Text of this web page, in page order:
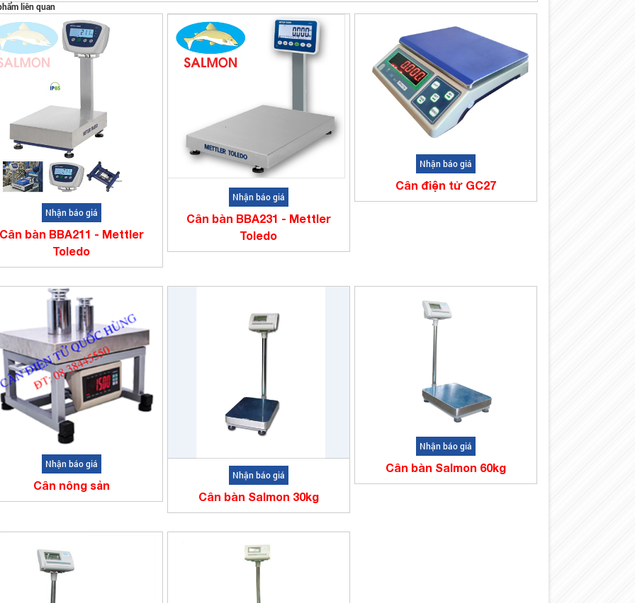
liên quan
Nhận báo giá
bàn BBA211 - Mettler
Toledo
Nhận báo giá
Cân bàn BBA231 - Mettler
Toledo
Nhận báo giá
Cân điện tử GC27
Nhận báo giá
Cân nông sản
Nhận báo giá
Cân bàn Salmon 30kg
Nhận báo giá
Cân bàn Salmon 60kg